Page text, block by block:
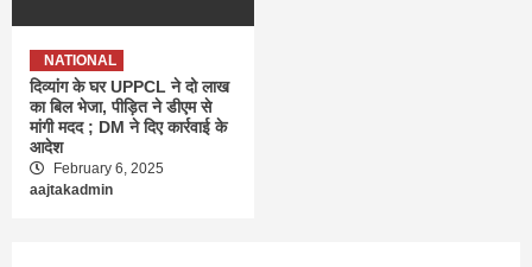
NATIONAL
दिव्यांग के घर UPPCL ने दो लाख
का बिल भेजा, पीड़ित ने डीएम से
मांगी मदद ; DM ने दिए कार्रवाई के
आदेश
February 6, 2025
aajtakadmin